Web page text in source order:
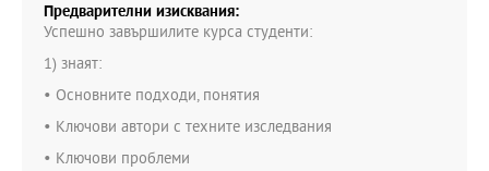
Предварителни изисквания:
Успешно завършилите курса студенти:
1) знаят:
• Основните подходи, понятия
• Ключови автори с техните изследвания
• Ключови проблеми